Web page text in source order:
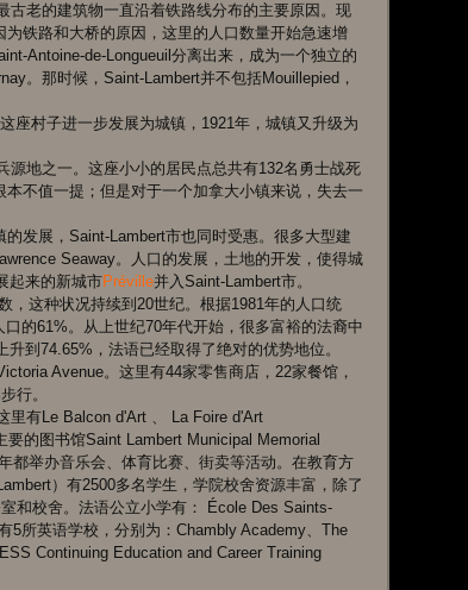
古老的建筑物一直沿着铁路线分布的主要原因。现
铁路和大桥的原因，这里的人口数量开始急速增
Antoine-de-Longueuil分离出来，成为一个独立的
。那时候，Saint-Lambert并不包括Mouillepied，
座村子进一步发展为城镇，1921年，城镇又升级为
地之一。这座小小的居民点总共有132名勇士战死
不值一提；但是对于一个加拿大小镇来说，失去一
发展，Saint-Lambert市也同时受惠。很多大型建
Seaway。人口的发展，土地的开发，使得城
起来的新城市Préville并入Saint-Lambert市。
，这种状况持续到20世纪。根据1981年的人口统
的61%。从上世纪70年代开始，很多富裕的法裔中
到74.65%，法语已经取得了绝对的优势地位。
Avenue。这里有44家零售商店，22家餐馆，
行。
里有Le Balcon d'Art 、 La Foire d'Art
的图书馆Saint Lambert Municipal Memorial
都举办音乐会、体育比赛、街卖等活动。在教育方
）有2500多名学生，学院校舍资源丰富，除了
和校舍。法语公立小学有： École Des Saints-
5所英语学校，分别为：Chambly Academy、The
Continuing Education and Career Training